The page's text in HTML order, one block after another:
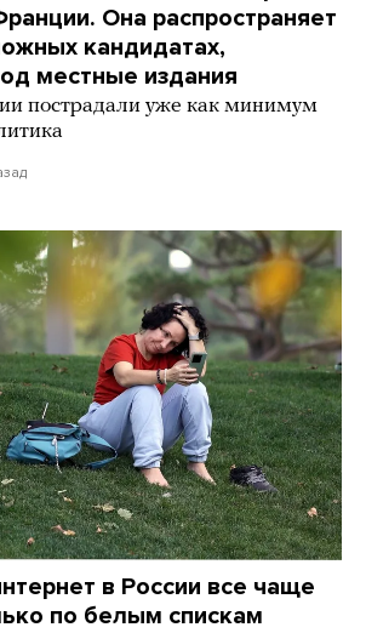
Она распространяет
кандидатах,
местные издания
пострадали уже как минимум
в России все чаще
по белым спискам